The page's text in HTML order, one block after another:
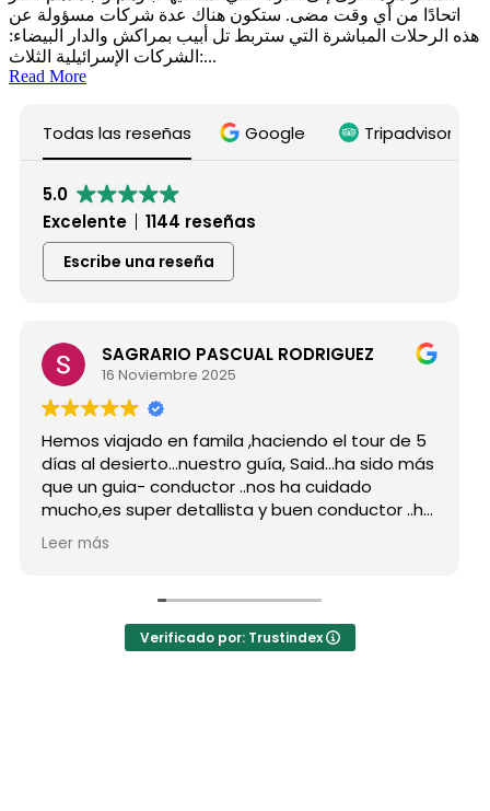
اتحادًا من أي وقت مضى. ستكون هناك عدة شركات مسؤولة عن
هذه الرحلات المباشرة التي ستربط تل أبيب بمراكش والدار البيضاء:
الشركات الإسرائيلية الثلاث:...
Read More
Todas las reseñas Google Tripadvisor
5.0
Excelente
1144 reseñas
Escribe una reseña
SAGRARIO PASCUAL RODRIGUEZ
16 Noviembre 2025
viajado en famila ,haciendo el tour de 5
guía, Said...ha sido más
guia- conductor ..nos ha cuidado
super detallista y buen conductor ..ha
atento a todas nuestras peticiones y
muchos lugares
a la agencia,..súper agradecida a Mila
Hicimos
grupo de
Desde mi
Verificado por: Trustindex